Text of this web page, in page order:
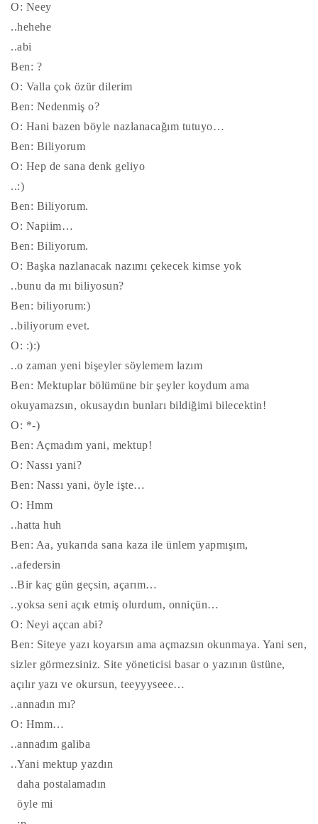
O: Neey
..hehehe
..abi
Ben: ?
O: Valla çok özür dilerim
Ben: Nedenmiş o?
O: Hani bazen böyle nazlanacağım tutuyo…
Ben: Biliyorum
O: Hep de sana denk geliyo
..:)
Ben: Biliyorum.
O: Napiim…
Ben: Biliyorum.
O: Başka nazlanacak nazımı çekecek kimse yok
..bunu da mı biliyosun?
Ben: biliyorum:)
..biliyorum evet.
O: :):)
..o zaman yeni bişeyler söylemem lazım
Ben: Mektuplar bölümüne bir şeyler koydum ama
okuyamazsın, okusaydın bunları bildiğimi bilecektin!
O: *-)
Ben: Açmadım yani, mektup!
O: Nassı yani?
Ben: Nassı yani, öyle işte…
O: Hmm
..hatta huh
Ben: Aa, yukarıda sana kaza ile ünlem yapmışım,
..afedersin
..Bir kaç gün geçsin, açarım…
..yoksa seni açık etmiş olurdum, onniçün…
O: Neyi açcan abi?
Ben: Siteye yazı koyarsın ama açmazsın okunmaya. Yani sen,
sizler görmezsiniz. Site yöneticisi basar o yazının üstüne,
açılır yazı ve okursun, teeyyyseee…
..annadın mı?
O: Hmm…
..annadım galiba
..Yani mektup yazdın
daha postalamadın
öyle mi